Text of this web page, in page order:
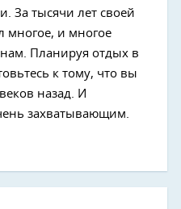
За тысячи лет своей
многое, и многое
нам. Планируя отдых в
к тому, что вы
назад. И
захватывающим.